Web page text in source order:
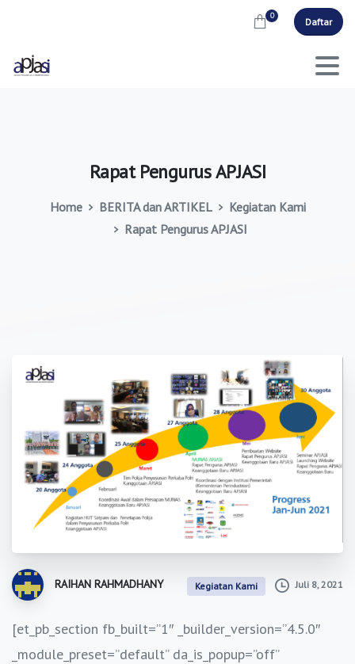
0
Daftar
Rapat PengurusAPJASI
Home BERITA dan ARTIKEL
Kegiatan Kami
Rapat Pengurus APJASI
RAIHAN RAHMADHANY Kegiatan Kami Juli 8, 2021
[et_pb_section fb_built=”1″ _builder_version=”4.5.0″
_module_preset=”default” da_is_popup=”off”